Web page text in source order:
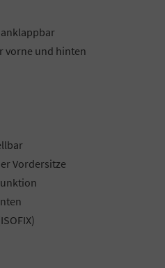
vorne und hinten
Vordersitze